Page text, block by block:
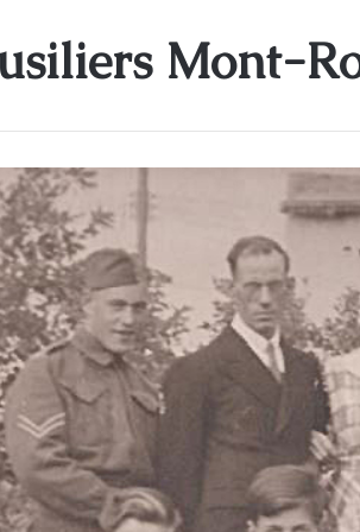
Mont-